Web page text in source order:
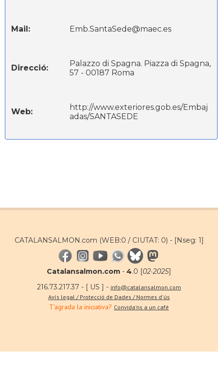
Mail: Emb.SantaSede@maec.es
Direcció:
Palazzo di Spagna. Piazza di Spagna,
57 - 00187 Roma
Web:
http://www.exteriores.gob.es/Embaj
adas/SANTASEDE
CATALANSALMON.com (WEB:0 / CIUTAT: 0) - [Nseg: 1]
Catalansalmon.com - 4.0 [02·2025]
216.73.217.37 - [ US ] - info@catalansalmon.com
Avís legal / Protecció de Dades / Normes d'ús
T'agrada la iniciativa? Convida'ns a un café